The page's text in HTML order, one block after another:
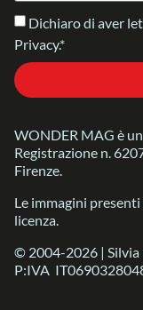
Dichiaro di aver
Privacy.*
WONDER MAG è
Registrazione n.
Firenze.
Le immagini
licenza.
© 2004-2026 | Silvia
P:IVA